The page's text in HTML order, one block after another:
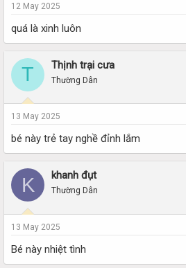
12 May 2025
quá là xinh luôn
T Thịnh trại cưa
Thường Dân
13 May 2025
bé này trẻ tay nghề đỉnh lắm
K khanh đụt
Thường Dân
13 May 2025
Bé này nhiệt tình